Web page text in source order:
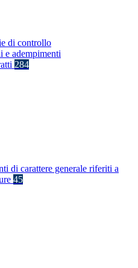
di controllo
e adempimenti
284
di carattere generale riferiti a
45